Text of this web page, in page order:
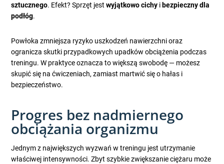
sztucznego. Efekt? Sprzęt jestwyjątkowo cichy i bezpieczny dla
podłóg.
Powłoka zmniejsza ryzyko uszkodzeń nawierzchni oraz
ogranicza skutki przypadkowych upadków obciążenia podczas
treningu. W praktyce oznacza to większą swobodę — możesz
skupić się na ćwiczeniach, zamiast martwić się o hałas i
bezpieczeństwo.
Progres bez nadmiernego
obciążania organizmu
Jednym z największych wyzwań w treningu jest utrzymanie
właściwej intensywności. Zbyt szybkie zwiększanie ciężaru może